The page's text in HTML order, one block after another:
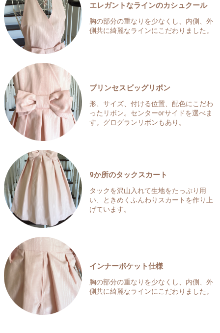
エレガントなラインのカシュクール
胸の部分の重なりを少なくし、内側、外
側共に綺麗なラインにこだわりました。
プリンセスビッグリボン
形、サイズ、付ける位置、配色にこだわ
ったリボン。センターorサイドを選べま
す。グログランリボンもあり。
9か所のタックスカート
タックを沢山入れて生地をたっぷり用
い、ときめくふんわりスカートを作り上
げています。
インナーポケット仕様
胸の部分の重なりを少なくし、内側、外
側共に綺麗なラインにこだわりました。